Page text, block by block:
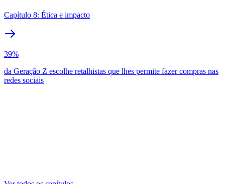
Capítulo 8: Ética e impacto
39%
da Geração Z escolhe retalhistas que lhes permite fazer compras nas
redes sociais